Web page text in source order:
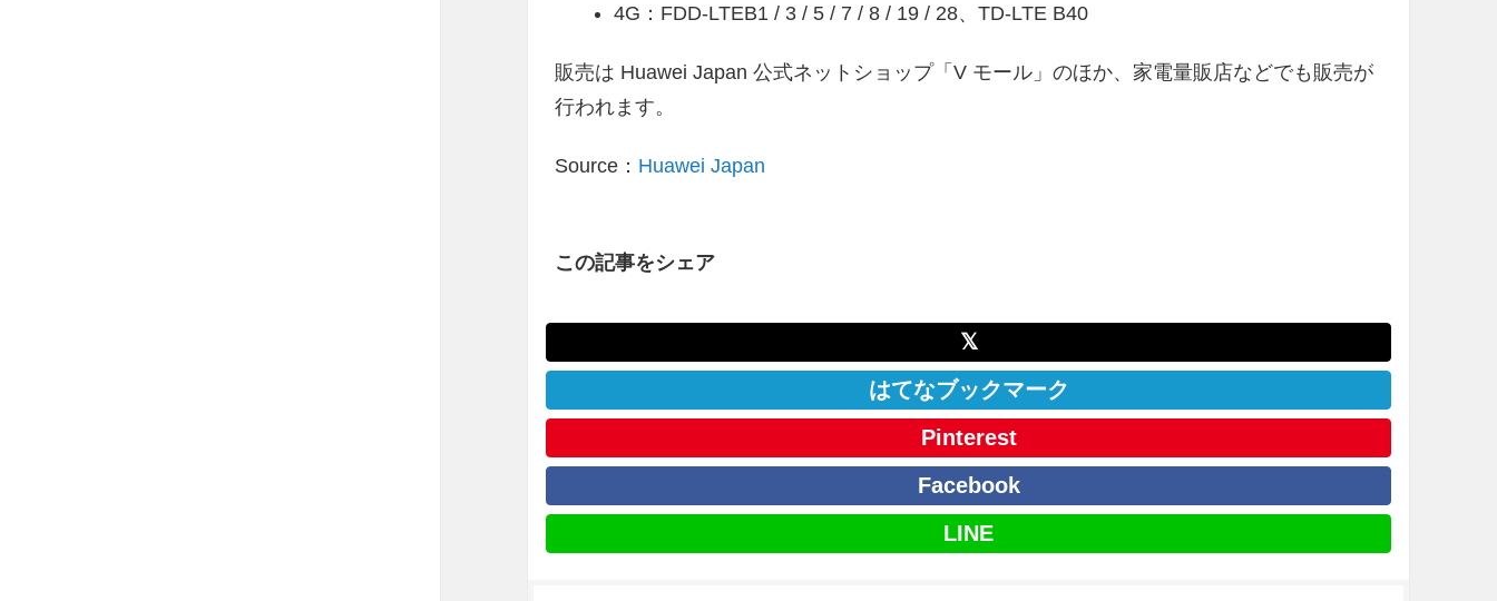
4G：FDD-LTEB1 / 3 / 5 / 7 / 8 / 19 / 28、TD-LTE B40
販売は Huawei Japan 公式ネットショップ「V モール」のほか、家電量販店などでも販売が
行われます。
Source： Huawei Japan
この記事をシェア
𝕏
はてなブックマーク
Pinterest
Facebook
LINE